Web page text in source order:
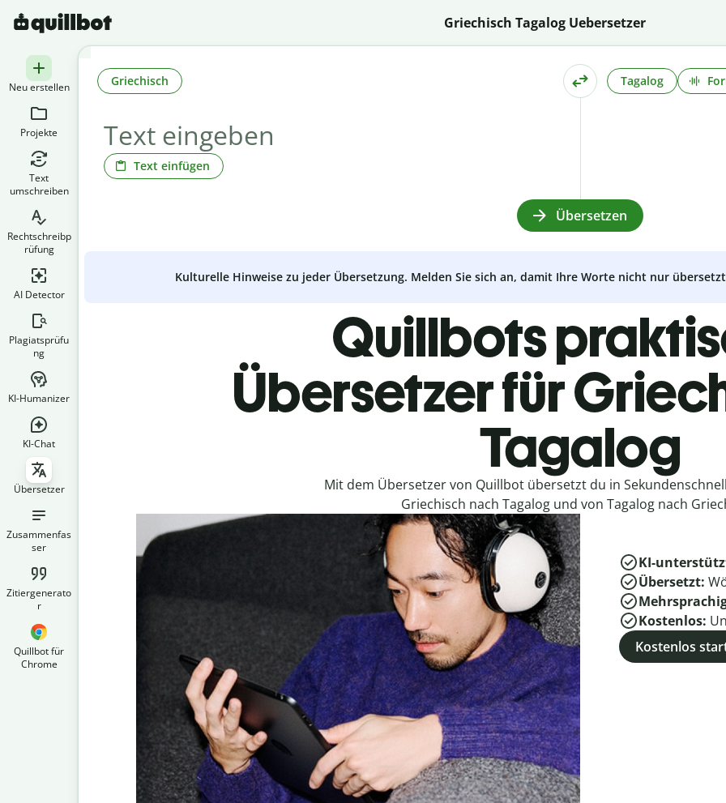
Griechisch Tagalog Uebersetzer
Neu erstellen
Projekte
Text
umschreiben
Rechtschreibp
rüfung
AI Detector
Plagiatsprüfu
ng
KI-Humanizer
KI-Chat
Übersetzer
Zusammenfas
ser
Zitiergenerato
r
Quillbot für
Chrome
Text einfügen
Griechisch Tagalog
Übersetzen
Kulturelle Hinweise zu jeder Übersetzung. Melden Sie sich an, damit Ihre Worte nicht nur
Quillbots
Übersetzer für
Tagalog
Mit dem Übersetzer von Quillbot übersetzt du in
Griechisch nach Tagalog und von Tagalog nach
KI-
Übersetzt:
Kostenlos:
Kostenlos